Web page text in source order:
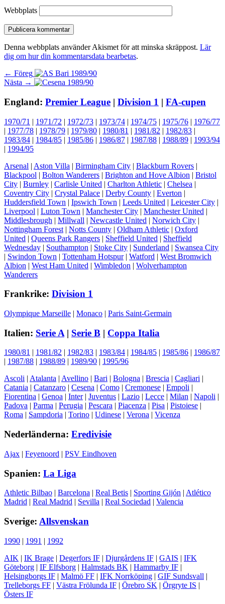
Webbplats
Denna webbplats använder Akismet för att minska skräppost. Lär
dig om hur din kommentarsdata bearbetas.
Inläggsnavigering
← Föreg Föregående
inlägg:
Nästa → Nästa
England: Premier League | Division 1 | FA-cupen
1970/71 | 1971/72 | 1972/73 | 1973/74 | 1974/75 | 1975/76 | 1976/77
| 1977/78 | 1978/79 | 1979/80 | 1980/81 | 1981/82 | 1982/83 |
1983/84 | 1984/85 | 1985/86 | 1986/87 | 1987/88 | 1988/89 | 1993/94
| 1994/95
Arsenal | Aston Villa | Birmingham City | Blackburn Rovers |
Blackpool | Bolton Wanderers | Brighton and Hove Albion | Bristol
City | Burnley | Carlisle United | Charlton Athletic | Chelsea |
Coventry City | Crystal Palace | Derby County | Everton |
Huddersfield Town | Ipswich Town | Leeds United | Leicester City |
Liverpool | Luton Town | Manchester City | Manchester United |
Middlesbrough | Millwall | Newcastle United | Norwich City |
Nottingham Forest | Notts County | Oldham Athletic | Oxford
United | Queens Park Rangers | Sheffield United | Sheffield
Wednesday | Southampton | Stoke City | Sunderland | Swansea City
| Swindon Town | Tottenham Hotspur| Watford | West Bromwich
Albion | West Ham United | Wimbledon | Wolverhampton
Wanderers
Frankrike: Division 1
Olympique Marseille | Monaco | Paris Saint-Germain
Italien: Serie A | Serie B | Coppa Italia
1980/81 | 1981/82 | 1982/83 | 1983/84 | 1984/85 | 1985/86 | 1986/87
| 1987/88 | 1988/89 | 1989/90 | 1995/96
Ascoli | Atalanta | Avellino | Bari | Bologna | Brescia | Cagliari |
Catania | Catanzaro | Cesena | Como | Cremonese | Empoli |
Fiorentina | Genoa | Inter| Juventus | Lazio | Lecce | Milan | Napoli |
Padova | Parma | Perugia | Pescara | Piacenza | Pisa | Pistoiese |
Roma | Sampdoria | Torino | Udinese | Verona | Vicenza
Nederländerna: Eredivisie
Ajax | Feyenoord | PSV Eindhoven
Spanien: La Liga
Athletic Bilbao | Barcelona | Real Betis | Sporting Gijón | Atlético
Madrid | Real Madrid | Sevilla | Real Sociedad | Valencia
Sverige: Allsvenskan
1990 | 1991 | 1992
AIK | IK Brage | Degerfors IF | Djurgårdens IF | GAIS | IFK
Göteborg | IF Elfsborg | Halmstads BK | Hammarby IF |
Helsingborgs IF | Malmö FF | IFK Norrköping | GIF Sundsvall |
Trelleborgs FF | Västra Frölunda IF | Örebro SK | Örgryte IS |
Östers IF